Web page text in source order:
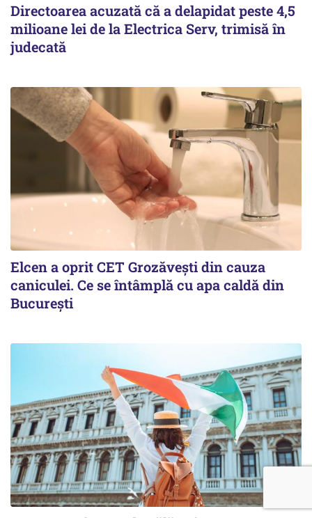
Directoarea acuzată că a delapidat peste 4,5
milioane lei de la Electrica Serv, trimisă în
judecată
Elcen a oprit CET Grozăvești din cauza
caniculei. Ce se întâmplă cu apa caldă din
București